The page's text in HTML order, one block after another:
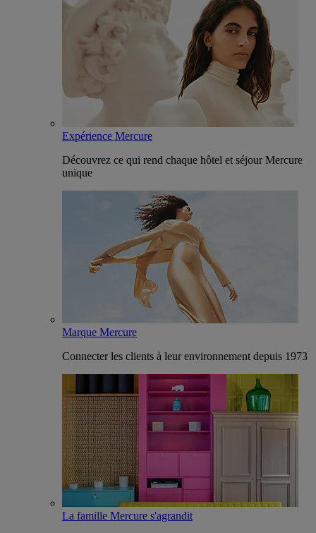
Expérience Mercure
Découvrez ce qui rend chaque hôtel et séjour Mercure
unique
Marque Mercure
Connecter les clients à leur environnement depuis 1973
La famille Mercure s'agrandit